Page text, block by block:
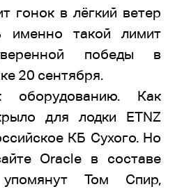
гонок в лёгкий ветер
именно такой лимит
победы в
20 сентября.
Как
для лодки ETNZ
КБ Сухого. Но
Oracle в составе
упомянут Том Спир,